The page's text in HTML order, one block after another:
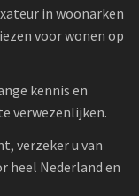
in woonarken
voor wonen op
kennis en
verwezenlijken.
verzeker u van
heel Nederland en